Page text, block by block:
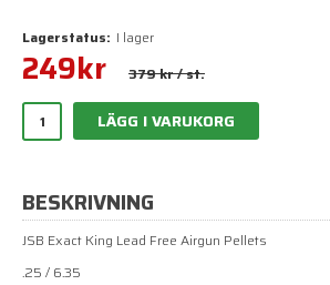
Lagerstatus: I lager
249kr 379 kr/ st.
LÄGG I VARUKORG
BESKRIVNING
JSB Exact King Lead Free Airgun Pellets
.25 / 6.35